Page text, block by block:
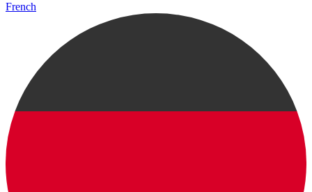
French